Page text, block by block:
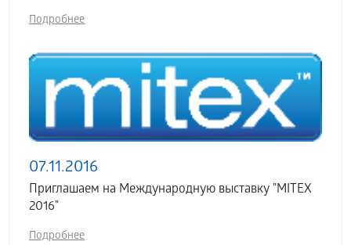
Подробнее
07.11.2016
Приглашаем на Международную выставку "MITEX
2016"
Подробнее